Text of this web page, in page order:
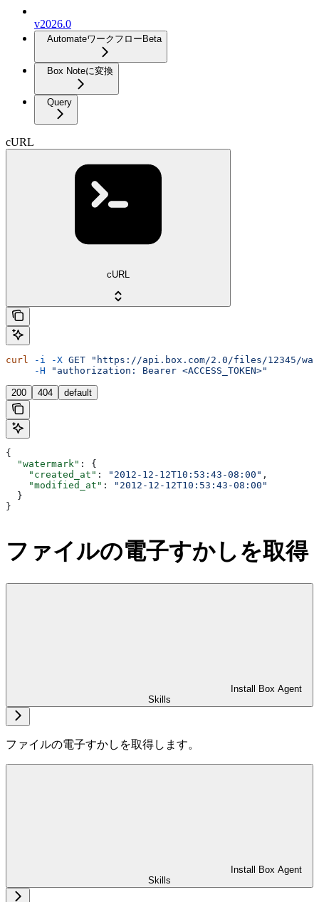
v2026.0
Automateワークフロー Beta
Box Noteに変換
Query
cURL
cURL
curl -i -X GET "https://api.box.com/2.0/files/12345/
     -H
"authorization: Bearer <ACCESS_TOKEN>"
200 404 default
{
  "watermark"
: {
    "created_at"
: "2012-12-12T10:53:43-08:00" ,
    "modified_at"
:
"2012-12-12T10:53:43-08:00"
  }
}
ファイルの電子すかしを取得
Install Box Agent
Skills
ファイルの電子すかしを取得します。
Install Box Agent
Skills